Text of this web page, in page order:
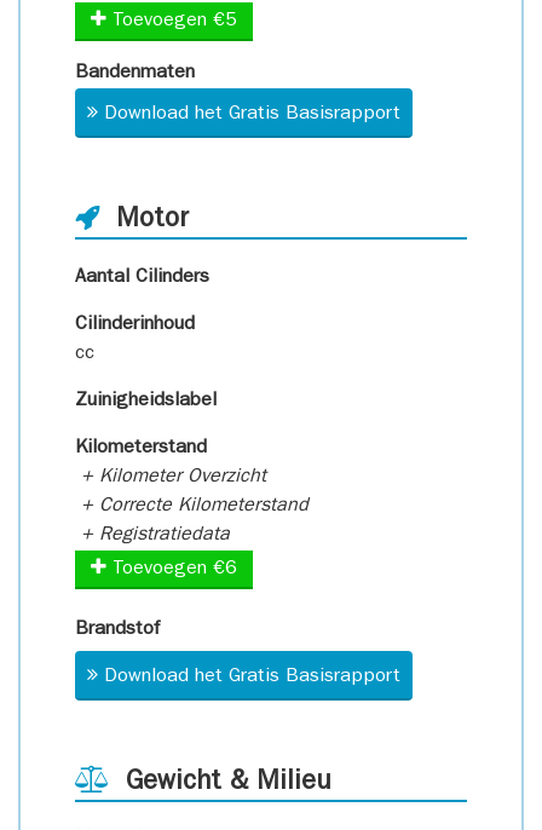
Toevoegen €5
Bandenmaten
Download het Gratis Basisrapport
Motor
Aantal Cilinders
Cilinderinhoud
cc
Zuinigheidslabel
Kilometerstand
+ Kilometer Overzicht
+ Correcte Kilometerstand
+ Registratiedata
Toevoegen €6
Brandstof
Download het Gratis Basisrapport
Gewicht & Milieu